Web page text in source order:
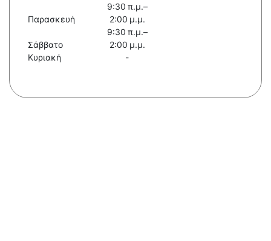
Παρασκευή
9:30 π.μ.–
2:00 μ.μ.
Σάββατο
9:30 π.μ.–
2:00 μ.μ.
Κυριακή
-